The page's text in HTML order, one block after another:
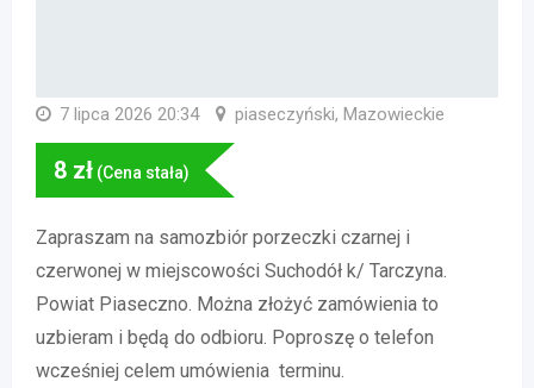
7 lipca 2026 20:34 piaseczyński, Mazowieckie
8 zł (Cena stała)
Zapraszam na samozbiór porzeczki czarnej i
czerwonej w miejscowości Suchodół k/ Tarczyna.
Powiat Piaseczno. Można złożyć zamówienia to
uzbieram i będą do odbioru. Poproszę o telefon
wcześniej celem umówienia terminu.